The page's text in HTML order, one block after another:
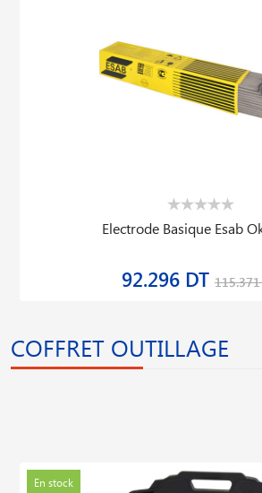
Electrode Basique Esab
92.296 DT
COFFRET OUTILLAGE
En stock